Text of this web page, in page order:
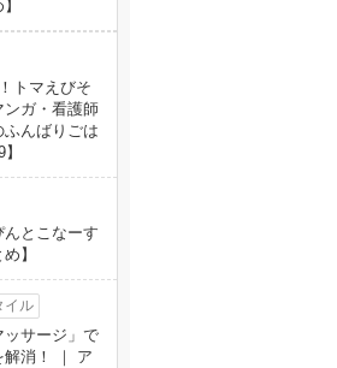
トマえびそ
ンガ・看護師
んばりごは
んとこなーす
】
イル
ッサージ」で
解消！ ｜ ア